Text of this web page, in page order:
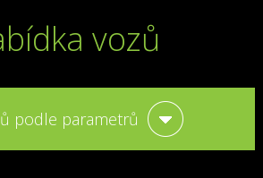
vozů
podle parametrů